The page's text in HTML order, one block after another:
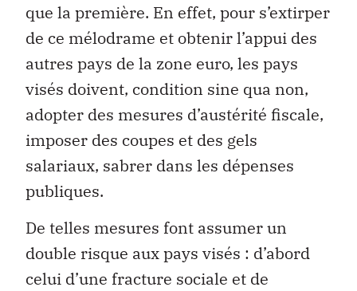
que la première. En effet, pour s’extirper
de ce mélodrame et obtenir l’appui des
autres pays de la zone euro, les pays
visés doivent, condition sine qua non,
adopter des mesures d’austérité fiscale,
imposer des coupes et des gels
salariaux, sabrer dans les dépenses
publiques.
De telles mesures font assumer un
double risque aux pays visés : d’abord
celui d’une fracture sociale et de